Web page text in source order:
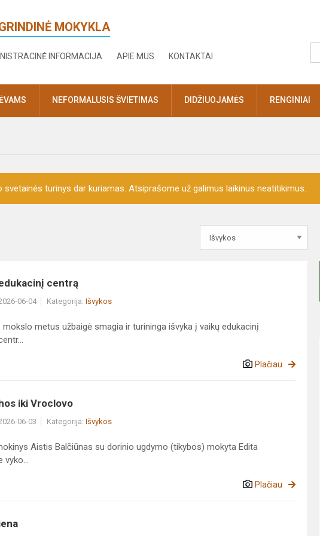
MOKYKLA
INFORMACIJA APIE MUS KONTAKTAI
NEFORMALUSIS ŠVIETIMAS DIDŽIUOJAMĖS RENGINIAI
svetainės turinys dar kuriamas. Atsiprašome už galimus laikinus neatitikimus.
centrą
06-04 Kategorija: Išvykos
mokslo metus užbaigė smagia ir turininga išvyka į vaikų edukacinį
Plačiau
iki Vroclovo
06-03 Kategorija: Išvykos
Aistis Balčiūnas su dorinio ugdymo (tikybos) mokyta Edita
vyko...
Plačiau